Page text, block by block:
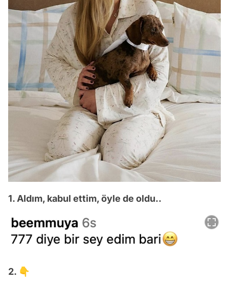
1. Aldım, kabul ettim, öyle de oldu..
2. 👇